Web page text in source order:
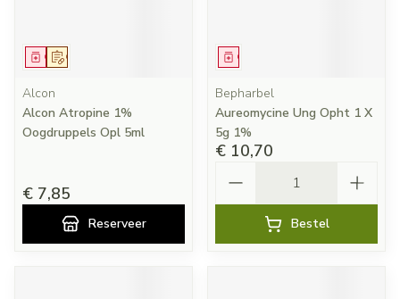
Op voorschrift
Geneesmiddel
Alcon
Alcon Atropine 1%
Oogdruppels Opl 5ml
€ 7,85
Reserveer
Geneesmiddel
Bepharbel
Aureomycine Ung Opht 1 X
5g 1%
€ 10,70
Bestel